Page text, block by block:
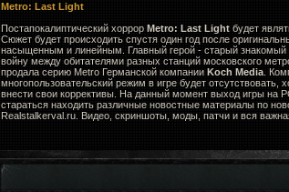
Metro: Last Light
Постапокалиптический хоррор Metro: Last Lightбудет
Сюжет будет происходить спустя один год после
насыщенным и линейным. Главный герой - старый знакомый
войну между обитателями разных станций московского
продала серию Metro Германской компании Koch Media.
многопользовательский режим в игре будет отсутствовать,
внести свои коррективы. На данный момент выход игры на
стараться находить различные новостные материалы по
Realstalkerval.ru. Видео, скриншоты, моды, патчи и вся